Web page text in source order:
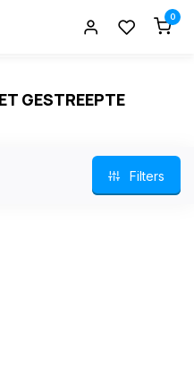
0
GESTREEPTE
Filters